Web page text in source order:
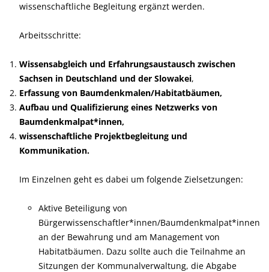
wissenschaftliche Begleitung ergänzt werden.
Arbeitsschritte:
Wissensabgleich und Erfahrungsaustausch zwischen
Sachsen in Deutschland und der Slowakei,
Erfassung von Baumdenkmalen/Habitatbäumen,
Aufbau und Qualifizierung eines Netzwerks von
Baumdenkmalpat*innen,
wissenschaftliche Projektbegleitung und
Kommunikation.
Im Einzelnen geht es dabei um folgende Zielsetzungen:
Aktive Beteiligung von
Bürgerwissenschaftler*innen/Baumdenkmalpat*innen
an der Bewahrung und am Management von
Habitatbäumen. Dazu sollte auch die Teilnahme an
Sitzungen der Kommunalverwaltung, die Abgabe